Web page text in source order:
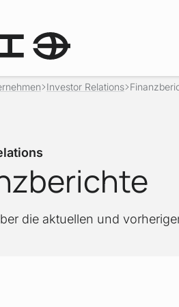
Investor Relations
die aktuellen und